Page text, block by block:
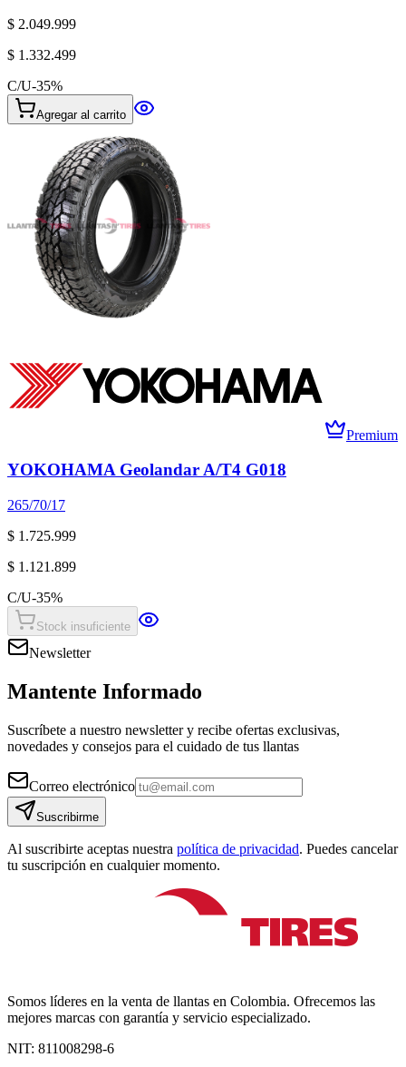
$ 2.049.999
$ 1.332.499
C/U-35%
Agregar al carrito
Premium
YOKOHAMA Geolandar A/T4 G018
265/70/17
$ 1.725.999
$ 1.121.899
C/U-35%
Stock insuficiente
Newsletter
Mantente Informado
Suscríbete a nuestro newsletter y recibe ofertas exclusivas,
novedades y consejos para el cuidado de tus llantas
Correo electrónico
Suscribirme
Al suscribirte aceptas nuestra política de privacidad. Puedes cancelar
tu suscripción en cualquier momento.
Somos líderes en la venta de llantas en Colombia. Ofrecemos las
mejores marcas con garantía y servicio especializado.
NIT: 811008298-6